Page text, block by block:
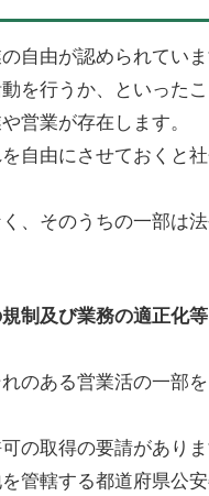
自由が認められていま
を行うか、といった
営業が存在します。
自由にさせておくと
、そのうちの一部は
制及び業務の適正化
のある営業活の一部
の取得の要請がありま
管轄する都道府県公